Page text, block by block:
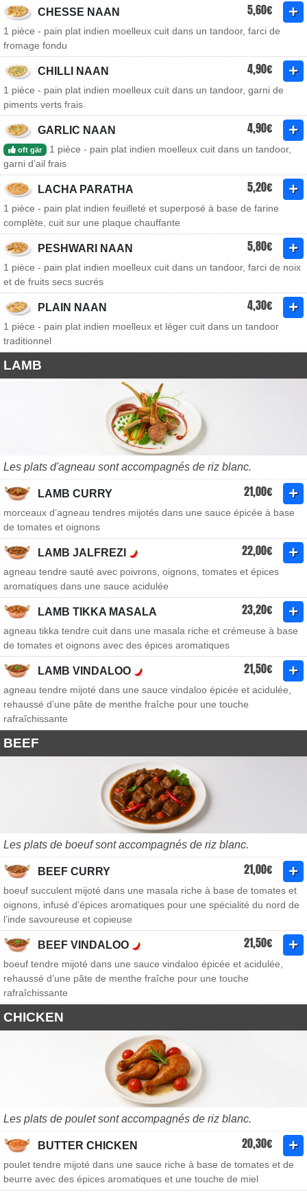
CHESSE NAAN 5,60€
1 pièce - pain plat indien moelleux cuit dans un tandoor, farci de
fromage fondu
CHILLI NAAN 4,90€
1 pièce - pain plat indien moelleux cuit dans un tandoor, garni de
piments verts frais
GARLIC NAAN 4,90€
oft gär
1 pièce - pain plat indien moelleux cuit dans un tandoor,
garni d’ail frais
LACHA PARATHA 5,20€
1 pièce - pain plat indien feuilleté et superposé à base de farine
complète, cuit sur une plaque chauffante
PESHWARI NAAN 5,80€
1 pièce - pain plat indien moelleux cuit dans un tandoor, farci de noix
et de fruits secs sucrés
PLAIN NAAN 4,30€
1 pièce - pain plat indien moelleux et léger cuit dans un tandoor
traditionnel
LAMB
Les plats d'agneau sont accompagnés de riz blanc.
LAMB CURRY 21,00€
morceaux d’agneau tendres mijotés dans une sauce épicée à base
de tomates et oignons
LAMB JALFREZI 22,00€
agneau tendre sauté avec poivrons, oignons, tomates et épices
aromatiques dans une sauce acidulée
LAMB TIKKA MASALA 23,20€
agneau tikka tendre cuit dans une masala riche et crémeuse à base
de tomates et oignons avec des épices aromatiques
LAMB VINDALOO 21,50€
agneau tendre mijoté dans une sauce vindaloo épicée et acidulée,
rehaussé d’une pâte de menthe fraîche pour une touche
rafraîchissante
BEEF
Les plats de boeuf sont accompagnés de riz blanc.
BEEF CURRY 21,00€
boeuf succulent mijoté dans une masala riche à base de tomates et
oignons, infusé d’épices aromatiques pour une spécialité du nord de
l’inde savoureuse et copieuse
BEEF VINDALOO 21,50€
boeuf tendre mijoté dans une sauce vindaloo épicée et acidulée,
rehaussé d’une pâte de menthe fraîche pour une touche
rafraîchissante
CHICKEN
Les plats de poulet sont accompagnés de riz blanc.
BUTTER CHICKEN 20,30€
poulet tendre mijoté dans une sauce riche à base de tomates et de
beurre avec des épices aromatiques et une touche de miel